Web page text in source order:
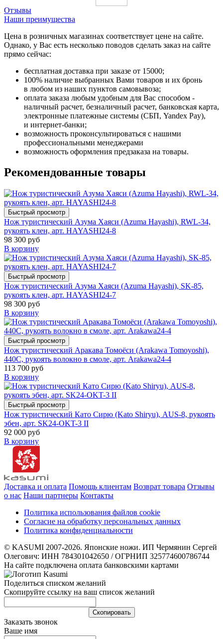
Отзывы
Наши преимущества
Цена в розничных магазинах соответствует цене на сайте.
Однако, у Вас есть несколько поводов сделать заказ на сайте
прямо сейчас:
бесплатная доставка при заказе от 15000;
100% наличие выбранных Вами товаров и их бронь
в любом из наших пунктов самовывоза;
оплата заказа любым удобным для Вас способом -
наличный расчет, безналичный расчет, банковская карта,
электронные платежные системы (СБП, Yandex Pay),
и интернет-банки;
возможность проконсультироваться с нашими
профессиональными менеджерами
возможность оформления предзаказа на товары.
Рекомендованные товары
Быстрый просмотр
Нож туристический Азума Хаяси (Azuma Hayashi), RWL-34,
рукоять клен, арт. HAYASHI24-8
98 300 руб
В корзину
Быстрый просмотр
Нож туристический Азума Хаяси (Azuma Hayashi), SK-85,
рукоять клен, арт. HAYASHI24-7
98 300 руб
В корзину
Быстрый просмотр
Нож туристический Аракава Томоёси (Arakawa Tomoyoshi),
440C, рукоять волокно в смоле, арт. Arakawa24-4
113 700 руб
В корзину
Быстрый просмотр
Нож туристический Като Сирю (Kato Shiryu), AUS-8, рукоять
эбен, арт. SK24-OKT-3 II
92 000 руб
В корзину
Доставка и оплата Помощь клиентам Возврат товара Отзывы
о нас Наши партнеры Контакты
Политика использования файлов cookie
Согласие на обработку персональных данных
Политика конфиденциальности
© KASUMI 2007-2026. Японские ножи. ИП Чермянин Сергей
Олегович: ИНН 784301042650 / ОГРНИП 325774600786744
На сайте подключена оплата банковскими картами
Поделиться списком желаний
Скопируйте ссылку на ваш список желаний
Cкопировать
Заказать звонок
Ваше имя